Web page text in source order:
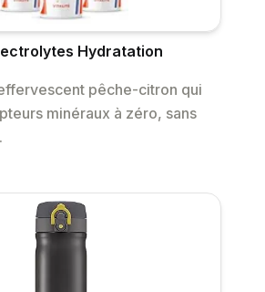
Hydratation
pêche-citron qui
minéraux à zéro, sans